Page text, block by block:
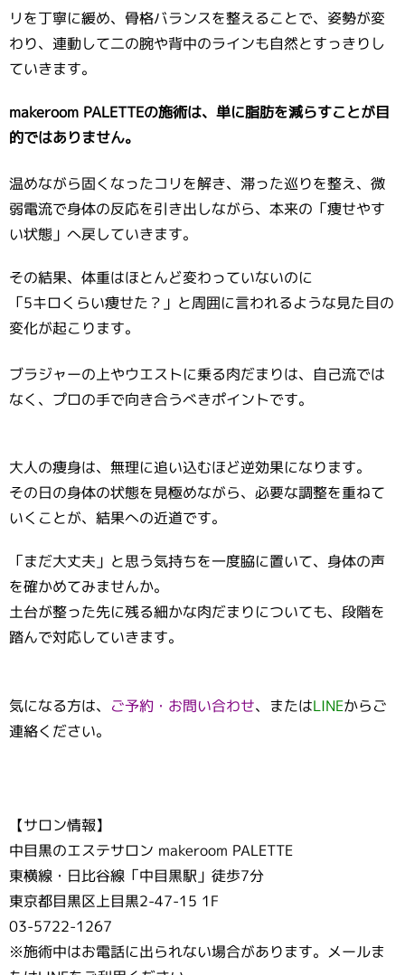
リを丁寧に緩め、骨格バランスを整えることで、姿勢が変
わり、連動して二の腕や背中のラインも自然とすっきりし
ていきます。
makeroom PALETTEの施術は、単に脂肪を減らすことが目
的ではありません。
温めながら固くなったコリを解き、滞った巡りを整え、微
弱電流で身体の反応を引き出しながら、本来の「痩せやす
い状態」へ戻していきます。
その結果、体重はほとんど変わっていないのに
「5キロくらい痩せた？」と周囲に言われるような見た目の
変化が起こります。
ブラジャーの上やウエストに乗る肉だまりは、自己流では
なく、プロの手で向き合うべきポイントです。
大人の痩身は、無理に追い込むほど逆効果になります。
その日の身体の状態を見極めながら、必要な調整を重ねて
いくことが、結果への近道です。
「まだ大丈夫」と思う気持ちを一度脇に置いて、身体の声
を確かめてみませんか。
土台が整った先に残る細かな肉だまりについても、段階を
踏んで対応していきます。
気になる方は、 ご予約・お問い合わせ、またはLINEからご
連絡ください。
【サロン情報】
中目黒のエステサロン makeroom PALETTE
東横線・日比谷線「中目黒駅」徒歩7分
東京都目黒区上目黒2-47-15 1F
03-5722-1267
※施術中はお電話に出られない場合があります。メールま